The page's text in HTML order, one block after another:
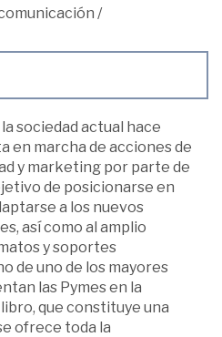
/
sociedad actual hace
en marcha de acciones de
y marketing por parte de
de posicionarse en
a los nuevos
así como al amplio
y soportes
de uno de los mayores
las Pymes en la
que constituye una
ofrece toda la